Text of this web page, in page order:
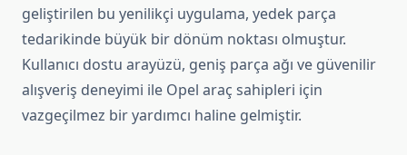
geliştirilen bu yenilikçi uygulama, yedek parça
tedarikinde büyük bir dönüm noktası olmuştur.
Kullanıcı dostu arayüzü, geniş parça ağı ve güvenilir
alışveriş deneyimi ile Opel araç sahipleri için
vazgeçilmez bir yardımcı haline gelmiştir.